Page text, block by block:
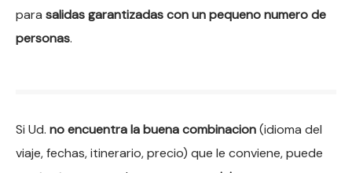
para salidas garantizadas con un pequeno numero de
personas.
Si Ud. no encuentra la buena combinacion(idioma del
viaje, fechas, itinerario, precio) que le conviene, puede